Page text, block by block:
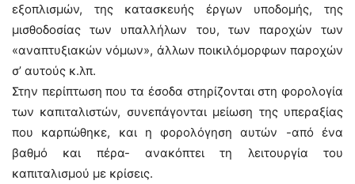
εξοπλισμών, της κατασκευής έργων υποδομής, της
μισθοδοσίας των υπαλλήλων του, των παροχών των
«αναπτυξιακών νόμων», άλλων ποικιλόμορφων παροχών
σ’ αυτούς κ.λπ.
Στην περίπτωση που τα έσοδα στηρίζονται στη φορολογία
των καπιταλιστών, συνεπάγονται μείωση της υπεραξίας
που καρπώθηκε, και η φορολόγηση αυτών -από ένα
βαθμό και πέρα- ανακόπτει τη λειτουργία του
καπιταλισμού με κρίσεις.